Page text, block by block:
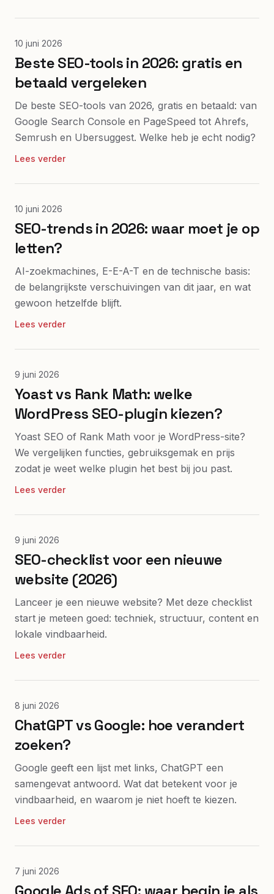
10 juni 2026
Beste SEO-tools in 2026: gratis en
betaald vergeleken
De beste SEO-tools van 2026, gratis en betaald: van
Google Search Console en PageSpeed tot Ahrefs,
Semrush en Ubersuggest. Welke heb je echt nodig?
Lees verder
10 juni 2026
SEO-trends in 2026: waar moet je op
letten?
AI-zoekmachines, E-E-A-T en de technische basis:
de belangrijkste verschuivingen van dit jaar, en wat
gewoon hetzelfde blijft.
Lees verder
9 juni 2026
Yoast vs Rank Math: welke
WordPress SEO-plugin kiezen?
Yoast SEO of Rank Math voor je WordPress-site?
We vergelijken functies, gebruiksgemak en prijs
zodat je weet welke plugin het best bij jou past.
Lees verder
9 juni 2026
SEO-checklist voor een nieuwe
website (2026)
Lanceer je een nieuwe website? Met deze checklist
start je meteen goed: techniek, structuur, content en
lokale vindbaarheid.
Lees verder
8 juni 2026
ChatGPT vs Google: hoe verandert
zoeken?
Google geeft een lijst met links, ChatGPT een
samengevat antwoord. Wat dat betekent voor je
vindbaarheid, en waarom je niet hoeft te kiezen.
Lees verder
7 juni 2026